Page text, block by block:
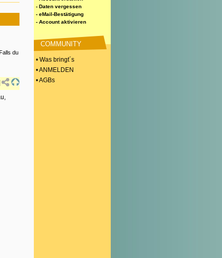
du
- Daten vergessen
- eMail-Bestätigung
- Account aktivieren
COMMUNITY
• Was bringt´s
• ANMELDEN
• AGBs